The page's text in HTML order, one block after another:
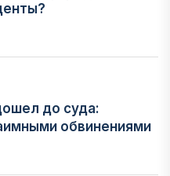
до суда:
обвинениями